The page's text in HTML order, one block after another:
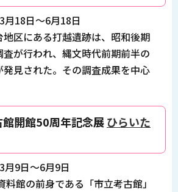
18日～6月18日
区にある打越遺跡は、昭和後期
が行われ、縄文時代前期前半の
見された。その調査成果を中心
開館50周年記念展ひらいた
9日～6月9日
館の前身である「市立考古館」